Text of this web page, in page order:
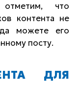
что
контента не
можете его
посту.
ДЛЯ